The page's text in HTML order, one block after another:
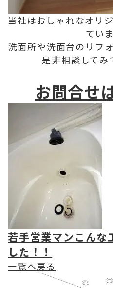
当社はおしゃれなオリ
ていま
洗面所や洗面台のリフ
是非相談してみ
お問合せ
若手営業マンこんな
した！！
一覧へ戻る